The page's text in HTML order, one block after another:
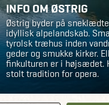
INFO OM ØSTRIG
Østrig byder på
idyllisk alpelandskab.
tyrolsk træhus inden
geder og smukke kirker.
finkulturen er i højsædet.
stolt tradition for opera.